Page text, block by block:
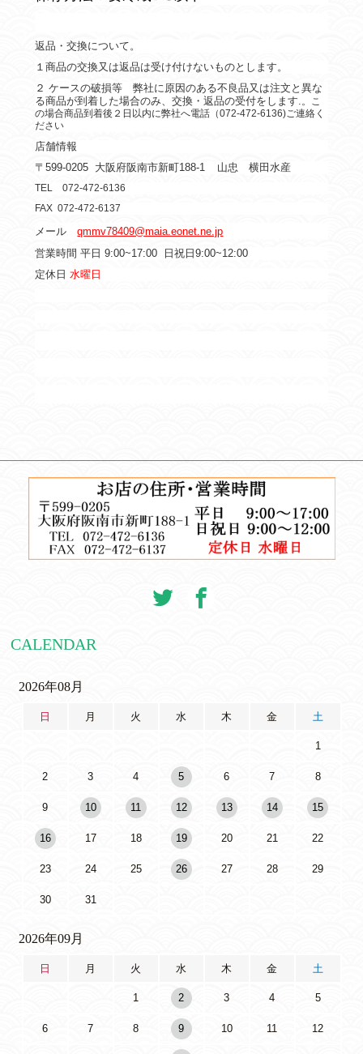
返品・交換について。
１商品の交換又は返品は受け付けないものとします。
２ ケースの破損等 弊社に原因のある不良品又は注文と異な
る商品が到着した場合のみ、交換・返品の受付をします.。こ
の場合商品到着後２日以内に弊社へ電話（072-472-6136)ご連絡く
ださい
店舗情報
〒599-0205 大阪府阪南市新町188-1 山忠 横田水産
TEL 072-472-6136
FAX 072-472-6137
メールqmmv78409@maia.eonet.ne.jp
営業時間 平日 9:00~17:00
日祝日9:00~12:00
定休日水曜日
CALENDAR
2026年08月
日 月 火 水 木 金 土
1
2 3 4 5 6 7 8
9 10 11 12 13 14 15
16 17 18 19 20 21 22
23 24 25 26 27 28 29
30 31
2026年09月
日 月 火 水 木 金 土
1 2 3 4 5
6 7 8 9 10 11 12